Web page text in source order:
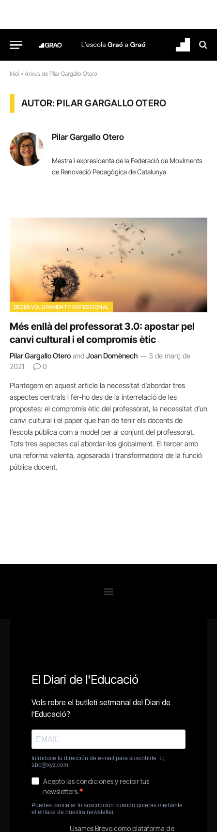
Inici » Arxius de Pilar Gargallo Otero
AUTOR: PILAR GARGALLO OTERO
Pilar Gargallo Otero
Mestra i expresidenta de la Federació de Moviments
de Renovació Pedagògica de Catalunya
DESENVOLUPAMENT PROFESSIONAL
Més enllà del professorat 3.0: apostar pel
canvi cultural i el compromís ètic
Pilar Gargallo Otero and Joan Domènech
3 de març de
2021
0
Plantegem en aquest article la necessitat d’abordar tres
aspectes centrals i fer-ho des de la interrelació de les
propostes: el compromís ètic del professorat, la necessitat d’un
canvi cultural i el paper que han de tenir els docents de
l’escola pública com a model per al conjunt del professorat.
Tots tres aspectes cal abordar-los globalment. El tercer amb
una reforma valenta, agosarada i transformadora de la funció
pública docent.